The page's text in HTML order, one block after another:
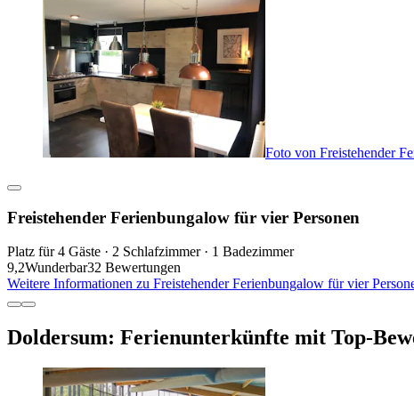
Foto von Freistehender
Freistehender Ferienbungalow für vier Personen
Platz für 4 Gäste · 2 Schlafzimmer · 1 Badezimmer
9,2Wunderbar32 Bewertungen
Weitere Informationen zu Freistehender Ferienbungalow für vier
Doldersum: Ferienunterkünfte mit Top-